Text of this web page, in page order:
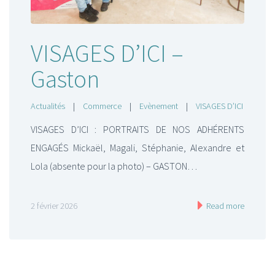
VISAGES D’ICI –
Gaston
Actualités | Commerce | Evènement | VISAGES D’ICI
VISAGES D’ICI : PORTRAITS DE NOS ADHÉRENTS
ENGAGÉS Mickaël, Magali, Stéphanie, Alexandre et
Lola (absente pour la photo) – GASTON…
2 février 2026 Read more